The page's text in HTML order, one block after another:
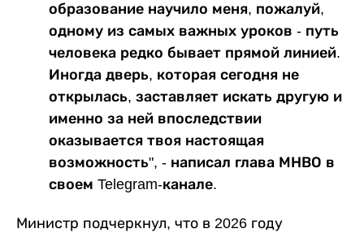
образование научило меня, пожалуй,
одному из самых важных уроков - путь
человека редко бывает прямой линией.
Иногда дверь, которая сегодня не
открылась, заставляет искать другую и
именно за ней впоследствии
оказывается твоя настоящая
возможность", - написал глава МНВО в
своем Telegram-канале.
Министр подчеркнул, что в 2026 году